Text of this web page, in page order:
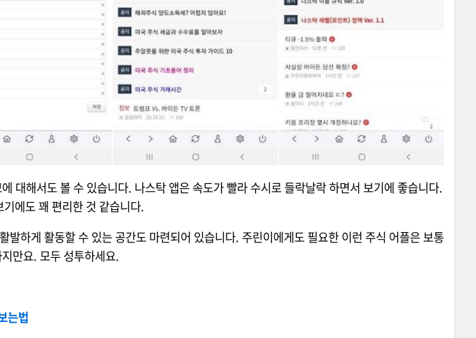
대해서도 볼 수 있습니다. 나스탁 앱은 속도가 빨라 수시로 들락날락 하면서 보기에 좋습니다.
에도 꽤 편리한 것 같습니다.
발하게 활동할 수 있는 공간도 마련되어 있습니다. 주린이에게도 필요한 이런 주식 어플은 보통
만요. 모두 성투하세요.
는법